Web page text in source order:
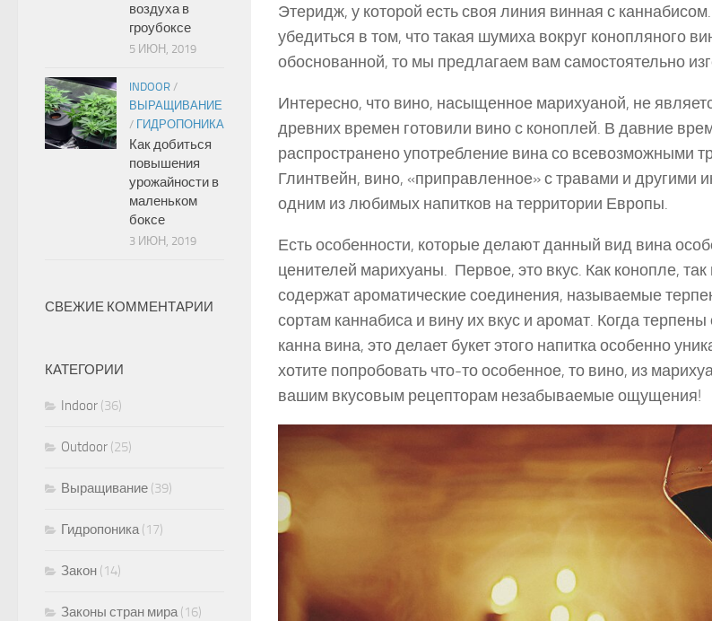
Этеридж, у которой есть своя линия винная с
убедиться в том, что такая шумиха вокруг конопляного
обоснованной, то мы предлагаем вам самостоятельно
Интересно, что вино, насыщенное марихуаной, не
древних времен готовили вино с коноплей. В давние
распространено употребление вина со всевозможными
Глинтвейн, вино, «приправленное» с травами и другими
одним из любимых напитков на территории Европы.
Есть особенности, которые делают данный вид вина
ценителей марихуаны. Первое, это вкус. Как конопле,
содержат ароматические соединения, называемые
сортам каннабиса и вину их вкус и аромат. Когда
канна вина, это делает букет этого напитка особенно
хотите попробовать что-то особенное, то вино, из
вашим вкусовым рецепторам незабываемые ощущения!
воздуха в
гроубоксе
5 ИЮН, 2019
INDOOR /
ВЫРАЩИВАНИЕ
/ ГИДРОПОНИКА
Как добиться
повышения
урожайности в
маленьком
боксе
3 ИЮН, 2019
СВЕЖИЕ КОММЕНТАРИИ
КАТЕГОРИИ
Indoor (36)
Outdoor (25)
Выращивание (39)
Гидропоника(17)
Закон (14)
Законы стран мира(16)